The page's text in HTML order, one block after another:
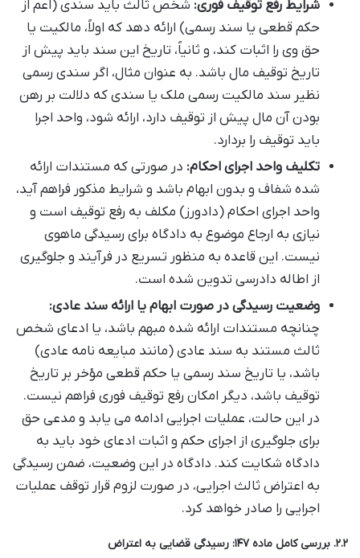
شرایط رفع توقیف فوری: شخص ثالث باید سندی (اعم از
حکم قطعی یا سند رسمی) ارائه دهد که اولاً، مالکیت یا
حق وی را اثبات کند، و ثانیاً، تاریخ این سند باید پیش از
تاریخ توقیف مال باشد. به عنوان مثال، اگر سندی رسمی
نظیر سند مالکیت رسمی ملک یا سندی که دلالت بر رهن
بودن آن مال پیش از توقیف دارد، ارائه شود، واحد اجرا
باید توقیف را بردارد.
تکلیف واحد اجرای احکام: در صورتی که مستندات ارائه
شده شفاف و بدون ابهام باشد و شرایط مذکور فراهم آید،
واحد اجرای احکام (دادورز) مکلف به رفع توقیف است و
نیازی به ارجاع موضوع به دادگاه برای رسیدگی ماهوی
نیست. این قاعده به منظور تسریع در فرآیند و جلوگیری
از اطاله دادرسی تدوین شده است.
وضعیت رسیدگی در صورت ابهام یا ارائه سند عادی:
چنانچه مستندات ارائه شده مبهم باشد، یا ادعای شخص
ثالث مستند به سند عادی (مانند مبایعه نامه عادی)
باشد، یا تاریخ سند رسمی یا حکم قطعی مؤخر بر تاریخ
توقیف باشد، دیگر امکان رفع توقیف فوری فراهم نیست.
در این حالت، عملیات اجرایی ادامه می یابد و مدعی حق
برای جلوگیری از اجرای حکم و اثبات ادعای خود باید به
دادگاه شکایت کند. دادگاه در این وضعیت، ضمن رسیدگی
به اعتراض ثالث اجرایی، در صورت لزوم قرار توقف عملیات
اجرایی را صادر خواهد کرد.
۲.۲. بررسی کامل ماده ۱۴۷: رسیدگی قضایی به اعتراض